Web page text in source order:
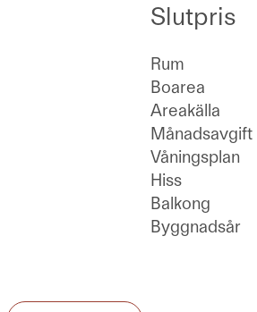
Slutpris
Rum
Boarea
Areakälla
Månadsavgift
Våningsplan
Hiss
Balkong
Byggnadsår